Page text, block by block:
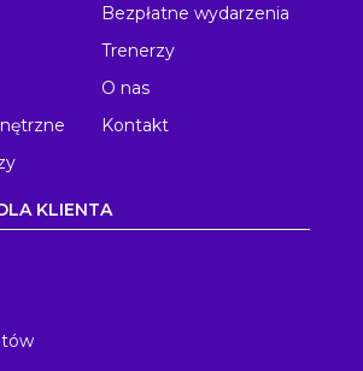
Bezpłatne wydarzenia
Trenerzy
O nas
Kontakt
KLIENTA